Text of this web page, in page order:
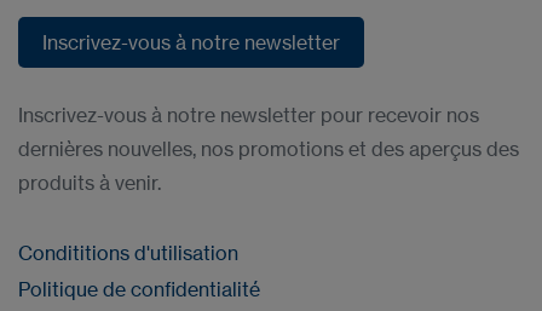
Inscrivez-vous à notre newsletter
Inscrivez-vous à notre newsletter pour recevoir nos
dernières nouvelles, nos promotions et des aperçus des
produits à venir.
Condititions d'utilisation
Politique de confidentialité